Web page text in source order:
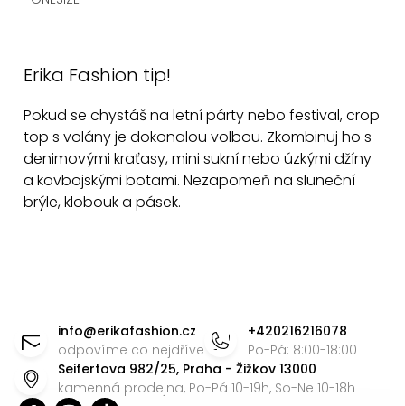
á
d
a
c
v
ý
p
Erika Fashion tip!
Pokud se chystáš na letní párty nebo festival, crop
top s volány je dokonalou volbou. Zkombinuj ho s
denimovými kraťasy, mini sukní nebo úzkými džíny
a kovbojskými botami. Nezapomeň na sluneční
brýle, klobouk a pásek.
info@erikafashion.cz
odpovíme co nejdříve
+420216216078
Po-Pá: 8:00-18:00
Seifertova 982/25, Praha - Žižkov 13000
kamenná prodejna, Po-Pá 10-19h, So-Ne 10-18h